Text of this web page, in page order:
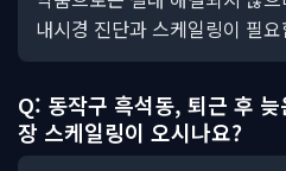
내시경 진단과 스케일링이 필
Q: 동작구 흑석동, 퇴근 후
장 스케일링이 오시나요?